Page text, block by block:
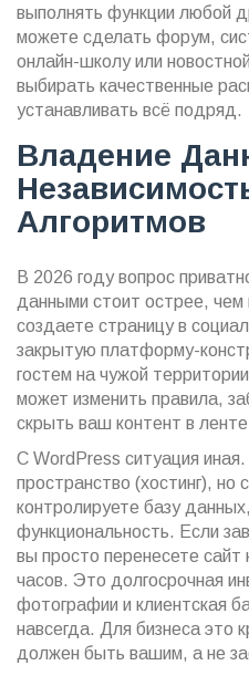
выполнять функции любой
можете сделать форум,
онлайн-школу или
выбирать качественные
устанавливать всё подряд.
Владение
Алгоритмов
В 2026 году вопрос
данными стоит острее, чем
создаете страницу в
закрытую платформу-
гостем на чужой
может изменить правила,
скрыть ваш контент в
С WordPress ситуация
пространство (хостинг),
контролируете базу
функциональность. Если
вы просто перенесете сайт
часов. Это долгосрочная
фотографии и клиентская
навсегда. Для бизнеса это
должен быть вашим, а не